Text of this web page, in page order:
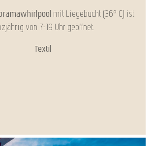
mit Liegebucht (36° C) ist
von 7-19 Uhr geöffnet.
Textil